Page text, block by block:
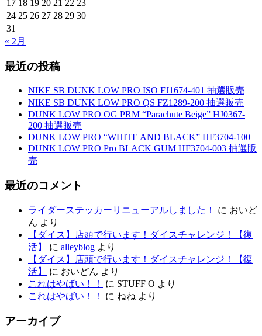
17 18 19 20 21 22 23
24 25 26 27 28 29 30
31
« 2月
最近の投稿
NIKE SB DUNK LOW PRO ISO FJ1674-401 抽選販売
NIKE SB DUNK LOW PRO QS FZ1289-200 抽選販売
DUNK LOW PRO OG PRM “Parachute Beige” HJ0367-
200 抽選販売
DUNK LOW PRO “WHITE AND BLACK” HF3704-100
DUNK LOW PRO Pro BLACK GUM HF3704-003 抽選販
売
最近のコメント
ライダーステッカーリニューアルしました！ に おいど
ん より
【ダイス】店頭で行います！ダイスチャレンジ！【復
活】
に alleyblog より
【ダイス】店頭で行います！ダイスチャレンジ！【復
活】
に おいどん より
これはやばい！！
に STUFF O より
これはやばい！！
に ねね より
アーカイブ